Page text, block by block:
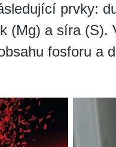
prvky:
(Mg) a síra (S).
fosforu a